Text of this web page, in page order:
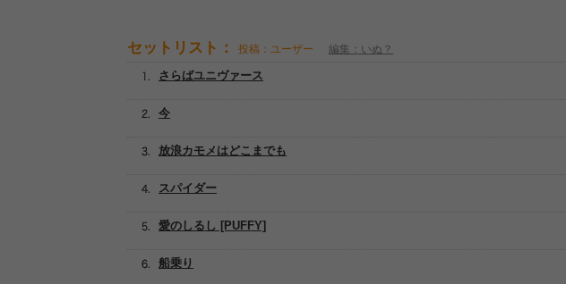
セットリスト： 投稿：ユーザー 編集：いぬ？
今
愛のしるし [PUFFY]
スパイダー
放浪カモメはどこまでも
船乗り
さらばユニヴァース